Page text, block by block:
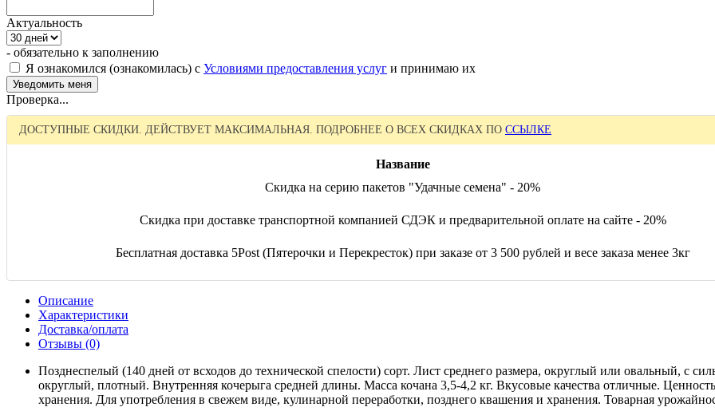
Актуальность
- обязательно к заполнению
Я ознакомился (ознакомилась) с Условиями предоставления услуг и принимаю их
Проверка...
ДОСТУПНЫЕ СКИДКИ. ДЕЙСТВУЕТ МАКСИМАЛЬНАЯ. ПОДРОБНЕЕ О ВСЕХ СКИДКАХ ПО ССЫЛКЕ
Название
Скидка на серию пакетов "Удачные семена" - 20%
Скидка при доставке транспортной компанией СДЭК и предварительной оплате на сайте - 20%
Бесплатная доставка 5Post (Пятерочки и Перекресток) при заказе от 3 500 рублей и весе заказа менее 3кг
Описание
Характеристики
Доставка/оплата
Отзывы (0)
Позднеспелый (140 дней от всходов до технической спелости) сорт. Лист среднего размера, округлый или овальный, с
округлый, плотный. Внутренняя кочерыга средней длины. Масса кочана 3,5-4,2 кг. Вкусовые качества отличные.
хранения. Для употребления в свежем виде, кулинарной переработки, позднего квашения и хранения. Товарная